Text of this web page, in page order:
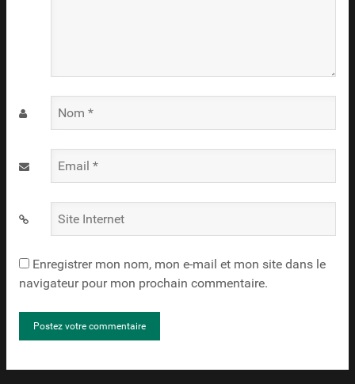
Nom
Email
Site
Internet
Enregistrer mon nom, mon e-mail et mon site dans le
navigateur pour mon prochain commentaire.